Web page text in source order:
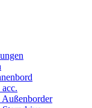
Außenborder